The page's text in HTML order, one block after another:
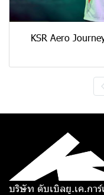
KSR Aero
บริษัท ดับเบิลยู.เค.กา